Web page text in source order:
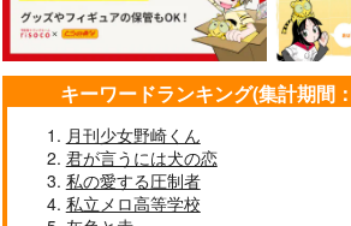
サンプル
作品詳細
サンプル
作品詳細
キーワードランキング(集計期間
月刊少女野崎くん
君が言うには犬の恋
私の愛する圧制者
私立メロ高等学校